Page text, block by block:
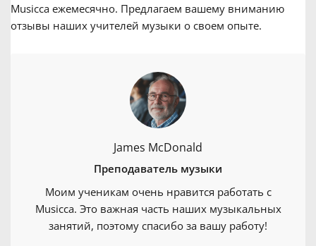
Musicca ежемесячно. Предлагаем вашему вниманию
отзывы наших учителей музыки о своем опыте.
James McDonald
Преподаватель музыки
Моим ученикам очень нравится работать с
Musicca. Это важная часть наших музыкальных
занятий, поэтому спасибо за вашу работу!